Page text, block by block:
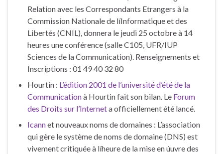
Relation avec les Correspondants Etrangers à la
Commission Nationale de líInformatique et des
Libertés (CNIL), donnera le jeudi 25 octobre à 14
heures une conférence (salle C105, UFR/IUP
Sciences de la Communication). Renseignements et
Inscriptions : 01 49 40 32 80
Hourtin : L’édition 2001 de l’université d’été de la
Communicationà Hourtin fait son bilan. Le Forum
des Droits sur l’Interneta officiellement été lancé.
Icannet nouveaux noms de domaines : L’association
qui gère le système de noms de domaine (DNS) est
vivement critiquée à líheure de la mise en úuvre des